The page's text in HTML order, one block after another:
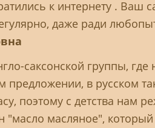
к интернету . Ваш
даже ради
саксонской группы,
в русском
поэтому с детства нам
масляное",